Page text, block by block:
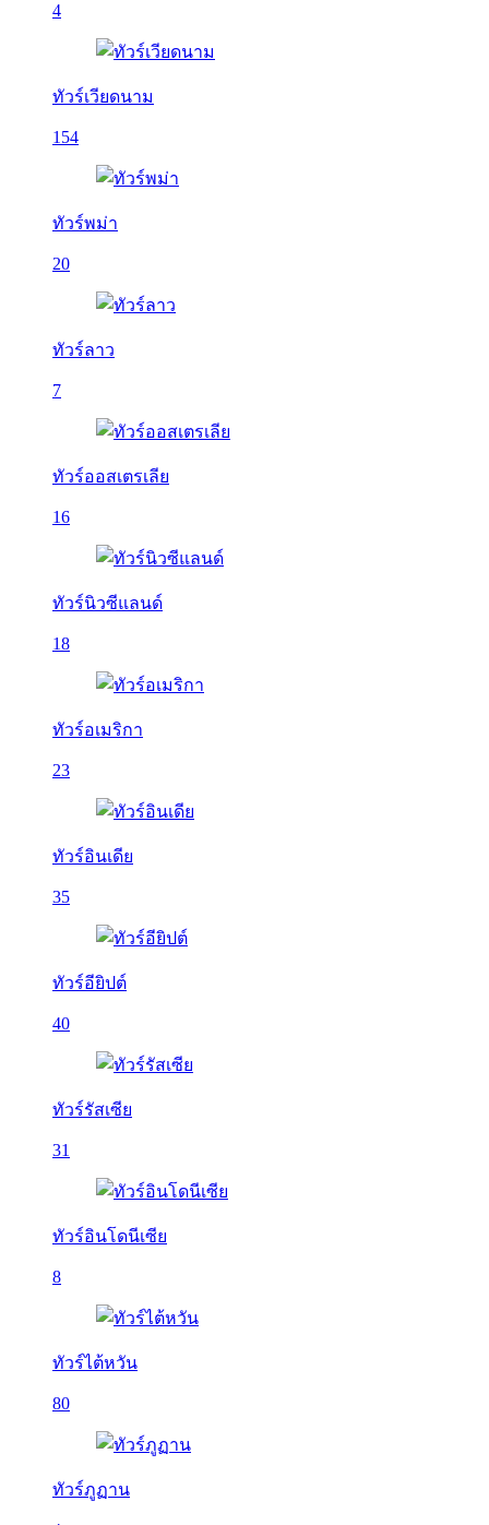
4
ทัวร์เวียดนาม
154
ทัวร์พม่า
20
ทัวร์ลาว
7
ทัวร์ออสเตรเลีย
16
ทัวร์นิวซีแลนด์
18
ทัวร์อเมริกา
23
ทัวร์อินเดีย
35
ทัวร์อียิปต์
40
ทัวร์รัสเซีย
31
ทัวร์อินโดนีเซีย
8
ทัวร์ไต้หวัน
80
ทัวร์ภูฏาน